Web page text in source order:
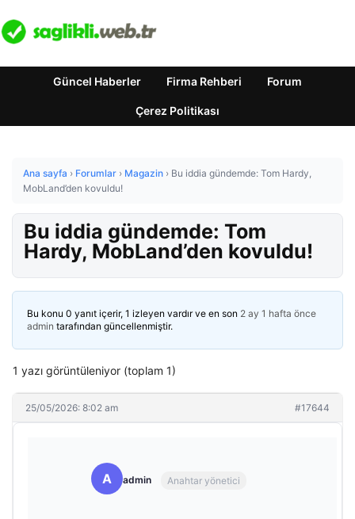
Güncel Haberler Firma Rehberi Forum
Çerez Politikası
Ana sayfa › Forumlar › Magazin › Bu iddia gündemde: Tom Hardy,
MobLand’den kovuldu!
Bu iddia gündemde: Tom
Hardy, MobLand’den kovuldu!
Bu konu 0 yanıt içerir, 1 izleyen vardır ve en son 2 ay 1 hafta önce
admin tarafından güncellenmiştir.
1 yazı görüntüleniyor (toplam 1)
25/05/2026: 8:02 am #17644
A admin Anahtar yönetici